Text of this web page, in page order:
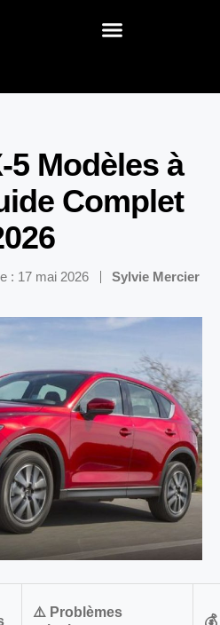
5 Modèles à
Complet
: 17 mai 2026 Sylvie Mercier
⚠️ Problèmes